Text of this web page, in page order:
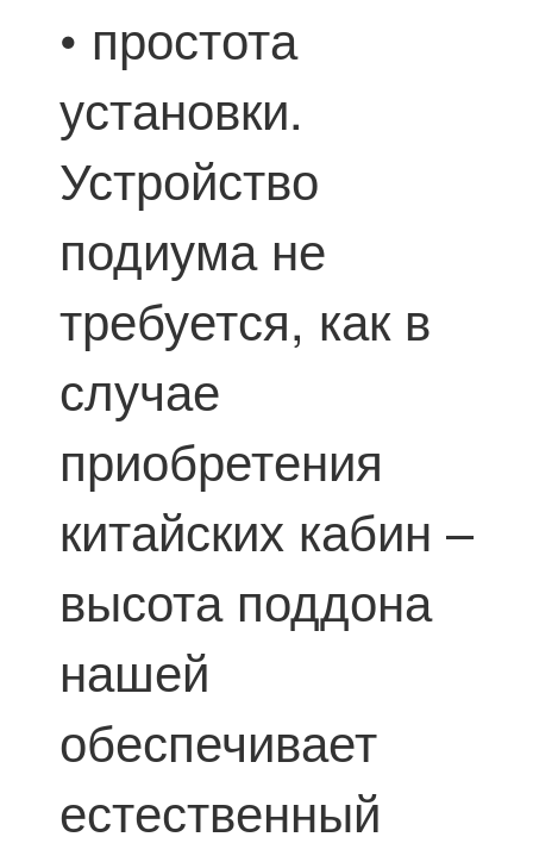
• простота
установки.
Устройство
подиума не
требуется, как в
случае
приобретения
китайских кабин –
высота поддона
нашей
обеспечивает
естественный